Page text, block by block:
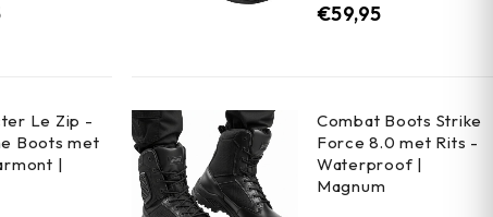
€59,95
Le Zip -
Boots met
|
Combat Boots Strike
Force 8.0 met Rits -
Waterproof |
Magnum